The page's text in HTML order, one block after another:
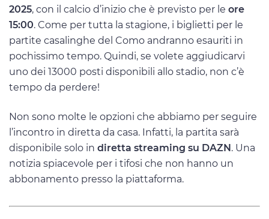
2025, con il calcio d’inizio che è previsto per le ore
15:00. Come per tutta la stagione, i biglietti per le
partite casalinghe del Como andranno esauriti in
pochissimo tempo. Quindi, se volete aggiudicarvi
uno dei 13000 posti disponibili allo stadio, non c’è
tempo da perdere!
Non sono molte le opzioni che abbiamo per seguire
l’incontro in diretta da casa. Infatti, la partita sarà
disponibile solo in diretta streaming su DAZN. Una
notizia spiacevole per i tifosi che non hanno un
abbonamento presso la piattaforma.